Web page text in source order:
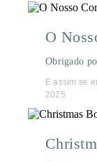
O
Obrigado
E assim se
2025.